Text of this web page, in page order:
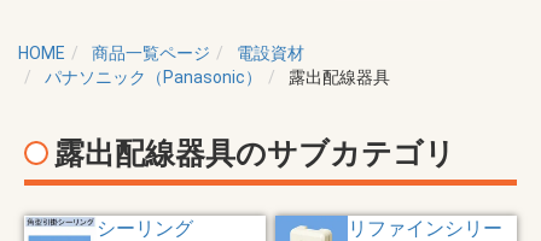
HOME 商品一覧ページ
電設資材
パナソニック（Panasonic）
露出配線器具
露出配線器具のサブカテゴリ
シーリング
リファインシリー